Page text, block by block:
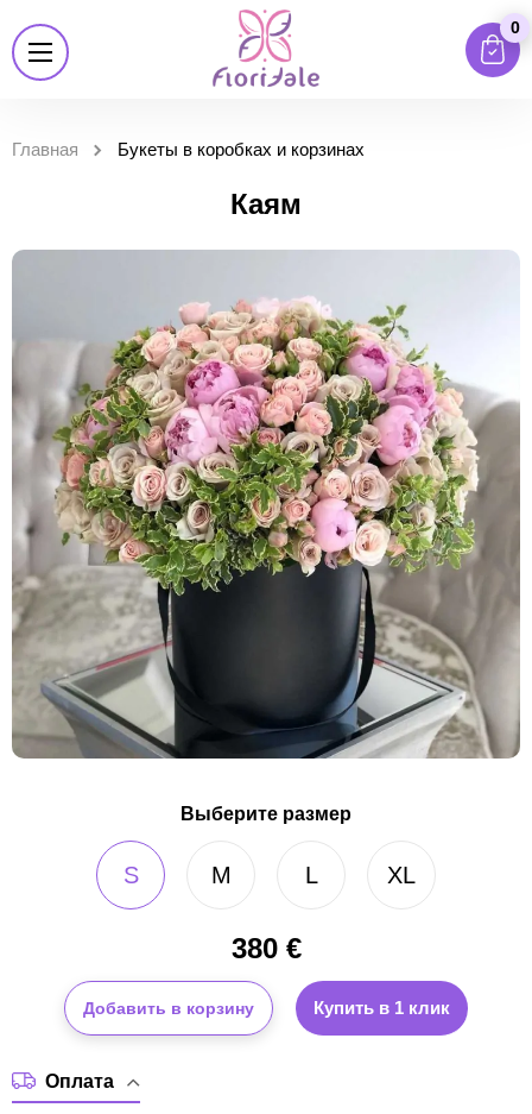
0
Главная Букеты в коробках и корзинах
Каям
Выберите размер
S M L XL
380€
Добавить в корзину Купить в 1 клик
Оплата